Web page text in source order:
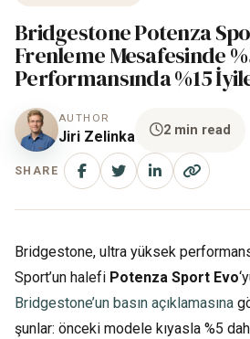
Bridgestone Potenza
Frenleme Mesafesinde
Performansında %15
AUTHOR
Jiri Zelinka 2 min read
SHARE
Bridgestone, ultra yüksek
Sport’un halefi Potenza Sport Evo
Bridgestone’un basın açıklamasına
şunlar: önceki modele kıyasla %5